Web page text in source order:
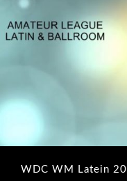
WDC WM Latein